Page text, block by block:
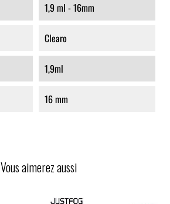
1,9 ml - 16mm
Clearo
1,9ml
16 mm
Vous aimerez aussi